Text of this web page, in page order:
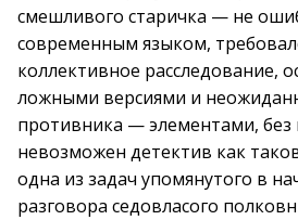
смешливого старичка — не
современным языком,
коллективное расследование,
ложными версиями и
противника — элементами, без
невозможен детектив как
одна из задач упомянутого в
разговора седовласого